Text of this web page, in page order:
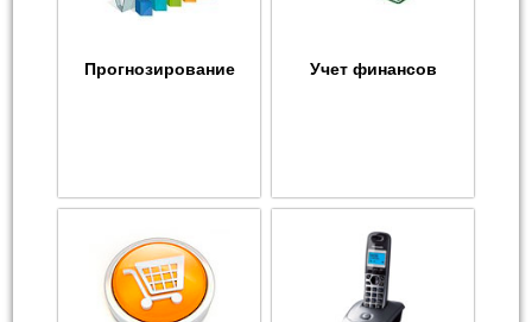
Прогнозирование Учет финансов